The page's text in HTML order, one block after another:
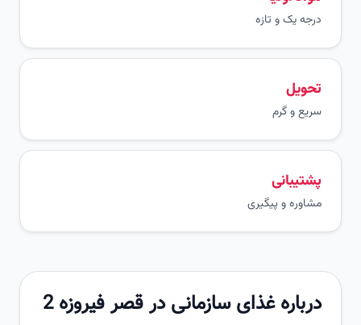
درجه یک و تازه
سریع و گرم
پشتیبانی
مشاوره و پیگیری
درباره غذای سازمانی در قصر فیروزه 2